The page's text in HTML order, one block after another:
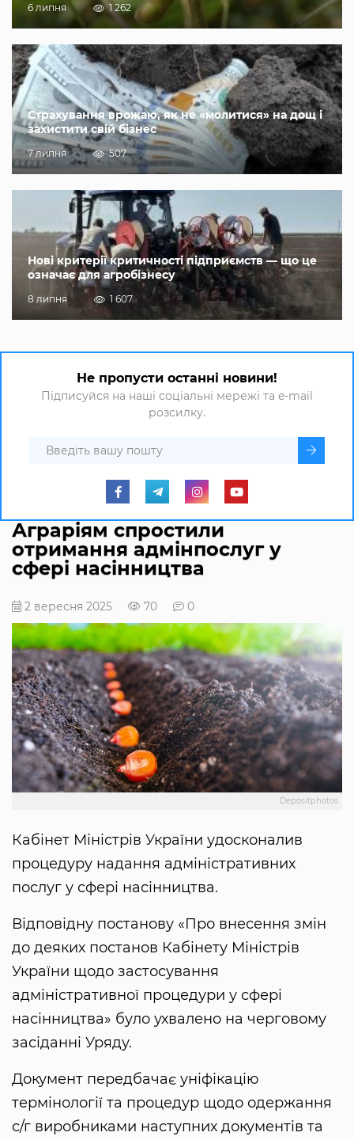
6 липня 1 262
Страхування врожаю, як не «молитися» на дощ і
захистити свій бізнес
7 липня 507
Нові критерії критичності підприємств — що це
означає для агробізнесу
8 липня 1 607
Не пропусти останні новини!
Підписуйся на наші соціальні мережі та e-mail
розсилку.
Аграріям спростили
отримання адмінпослуг у
сфері насінництва
2 вересня 2025 70 0
Depositphotos
Кабінет Міністрів України удосконалив
процедуру надання адміністративних
послуг у сфері насінництва.
Відповідну постанову «Про внесення змін
до деяких постанов Кабінету Міністрів
України щодо застосування
адміністративної процедури у сфері
насінництва» було ухвалено на черговому
засіданні Уряду.
Документ передбачає уніфікацію
термінології та процедур щодо одержання
с/г виробниками наступних документів та